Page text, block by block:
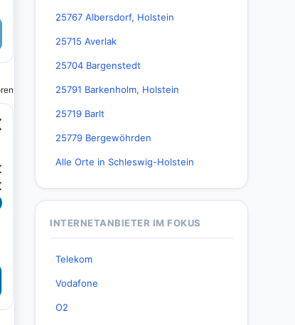
25767 Albersdorf, Holstein
25715 Averlak
25704 Bargenstedt
25791 Barkenholm, Holstein
25719 Barlt
25779 Bergewöhrden
Alle Orte in Schleswig-Holstein
INTERNETANBIETER IM FOKUS
Telekom
Vodafone
O2